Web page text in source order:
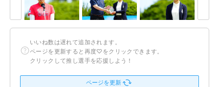
いいね数は遅れて追加されます。
ページを更新すると再度♡をクリックできます。
クリックして推し選手を応援しよう！
ページを更新